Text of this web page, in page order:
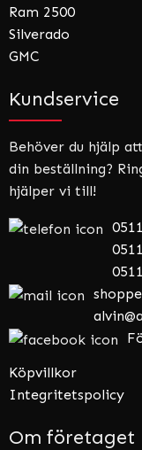
Ram 2500
Silverado
GMC
Kundservice
Behöver du hjälp
din beställning?
hjälper vi till!
Köpvillkor
Integritetspolicy
Om företaget